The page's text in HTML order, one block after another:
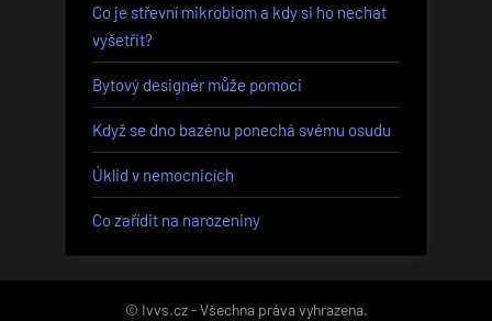
Co je střevní mikrobiom a kdy si ho nechat
vyšetřit?
Bytový designér může pomoci
Když se dno bazénu ponechá svému osudu
Úklid v nemocnicích
Co zařídit na narozeniny
© Ivvs.cz - Všechna práva vyhrazena.